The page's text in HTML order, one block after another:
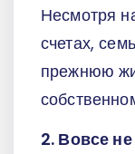
Несмотря
счетах,
прежнюю
2. Вовсе